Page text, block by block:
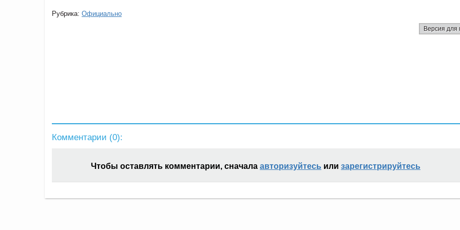
Рубрика: Официально
Версия для
Комментарии (0):
Чтобы оставлять комментарии, сначала авторизуйтесь или зарегистрируйтесь